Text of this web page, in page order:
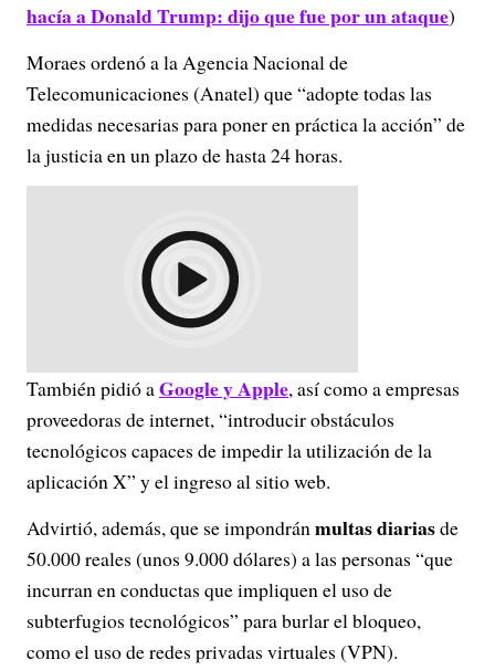
hacía a Donald Trump: dijo que fue por un ataque)
Moraes ordenó a la Agencia Nacional de
Telecomunicaciones (Anatel) que “adopte todas las
medidas necesarias para poner en práctica la acción” de
la justicia en un plazo de hasta 24 horas.
También pidió aGoogle y Apple, así como a empresas
proveedoras de internet, “introducir obstáculos
tecnológicos capaces de impedir la utilización de la
aplicación X” y el ingreso al sitio web.
Advirtió, además, que se impondránmultas diariasde
50.000 reales (unos 9.000 dólares) a las personas “que
incurran en conductas que impliquen el uso de
subterfugios tecnológicos” para burlar el bloqueo,
como el uso de redes privadas virtuales (VPN).